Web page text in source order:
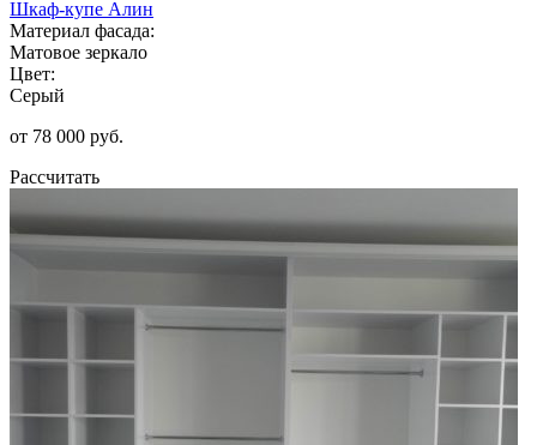
Шкаф-купе Алин
Материал фасада:
Матовое зеркало
Цвет:
Серый
от 78 000 руб.
Рассчитать